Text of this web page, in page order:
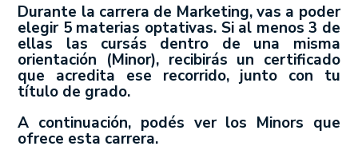
Durante la carrera de Marketing, vas a poder
elegir 5 materias optativas. Si al menos 3 de
ellas las cursás dentro de una misma
orientación (Minor), recibirás un certificado
que acredita ese recorrido, junto con tu
título de grado.
A continuación, podés ver los Minors que
ofrece esta carrera.